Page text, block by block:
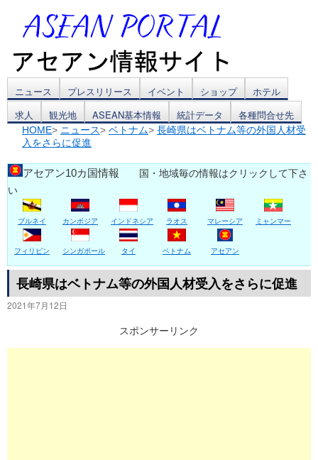
コ
ン
ン
ツ
へ
ス
キ
ッ
ニュース プレスリリース イベント ショップ
ホテル
求人
観光地 ASEAN基本情報 統計データ 各種問合せ先
HOME> ニュース> ベトナム> 長崎県はベトナム等の外国人材受
入をさらに促進
アセアン10カ国情報 国・地域毎の情報はクリックして下さ
い
ブルネイ カンボジア インドネシア ラオス マレーシア ミャンマー
フィリピン シンガポール タイ ベトナム アセアン
長崎県はベトナム等の外国人材受入をさらに促進
2021年7月12日
スポンサーリンク